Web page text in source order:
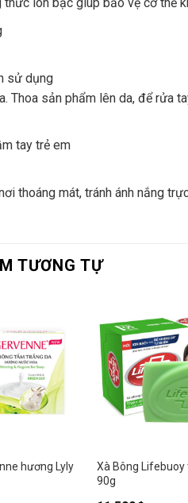
thức ion bạc giúp bảo vệ cơ thể
sử dụng
Thoa sản phẩm lên da, để rửa
tay trẻ em
thoáng mát, tránh ánh nắng
TƯƠNG TỰ
hương Lyly
Xà Bông Lifebuoy
90g